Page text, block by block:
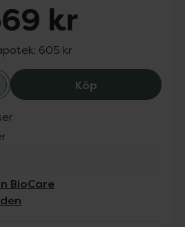
kr
605 kr
KöpBiocare
BioCare